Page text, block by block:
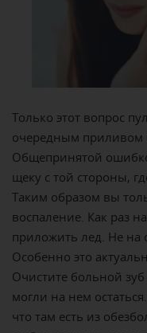
Только этот вопрос
очередным приливом
Общепринятой
щеку с той стороны,
Таким образом вы
воспаление. Как раз
приложить лед. Не на
Особенно это
Очистите больной
могли на нем
что там есть из